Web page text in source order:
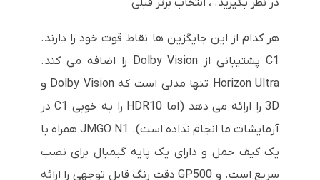
هر کدام از این جایگزین ها نقاط قوت خود را دارند.
C1 پشتیبانی از Dolby Vision را اضافه می کند.
Horizon Ultra تنها مدلی است که Dolby Vision و
3D را ارائه می دهد (اما HDR10 را به خوبی C1 در
آزمایشات ما انجام نداده است). JMGO N1 همراه با
یک کیف حمل و دارای یک پایه گیمبال برای نصب
سریع است. و GP500 دقت رنگ قابل توجهی را ارائه